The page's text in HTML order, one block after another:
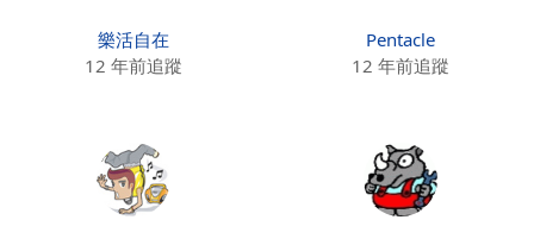
樂活自在
12 年前追蹤
Pentacle
12 年前追蹤